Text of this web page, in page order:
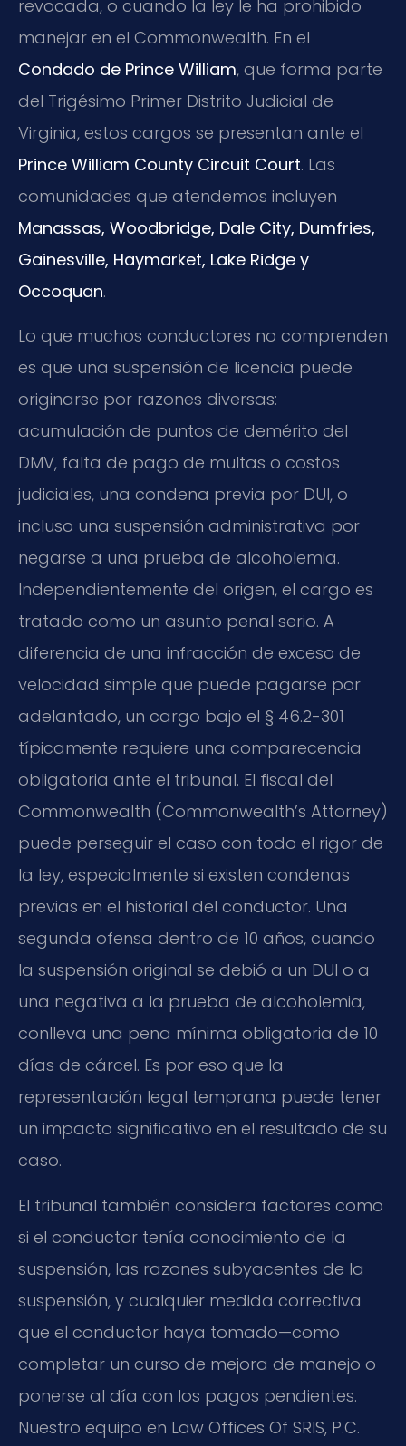
revocada, o cuando la ley le ha prohibido
manejar en el Commonwealth. En el
Condado de Prince William, que forma parte
del Trigésimo Primer Distrito Judicial de
Virginia, estos cargos se presentan ante el
Prince William County Circuit Court. Las
comunidades que atendemos incluyen
Manassas, Woodbridge, Dale City, Dumfries,
Gainesville, Haymarket, Lake Ridge y
Occoquan.
Lo que muchos conductores no comprenden
es que una suspensión de licencia puede
originarse por razones diversas:
acumulación de puntos de demérito del
DMV, falta de pago de multas o costos
judiciales, una condena previa por DUI, o
incluso una suspensión administrativa por
negarse a una prueba de alcoholemia.
Independientemente del origen, el cargo es
tratado como un asunto penal serio. A
diferencia de una infracción de exceso de
velocidad simple que puede pagarse por
adelantado, un cargo bajo el § 46.2-301
típicamente requiere una comparecencia
obligatoria ante el tribunal. El fiscal del
Commonwealth (Commonwealth’s Attorney)
puede perseguir el caso con todo el rigor de
la ley, especialmente si existen condenas
previas en el historial del conductor. Una
segunda ofensa dentro de 10 años, cuando
la suspensión original se debió a un DUI o a
una negativa a la prueba de alcoholemia,
conlleva una pena mínima obligatoria de 10
días de cárcel. Es por eso que la
representación legal temprana puede tener
un impacto significativo en el resultado de su
caso.
El tribunal también considera factores como
si el conductor tenía conocimiento de la
suspensión, las razones subyacentes de la
suspensión, y cualquier medida correctiva
que el conductor haya tomado—como
completar un curso de mejora de manejo o
ponerse al día con los pagos pendientes.
Nuestro equipo en Law Offices Of SRIS, P.C.